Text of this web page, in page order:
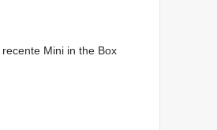
Mini in the Box